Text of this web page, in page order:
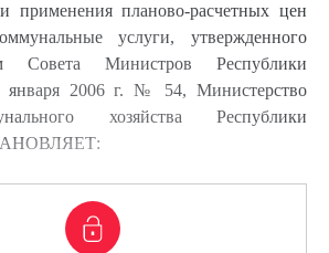
применения планово-расчетных цен
услуги, утвержденного
Совета Министров Республики
января 2006 г. № 54, Министерство
хозяйства Республики